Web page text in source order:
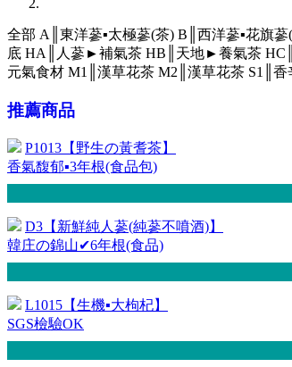
全部 A║東洋蔘▪太極蔘(茶) B║西洋蔘▪花旗蔘
底 HA║人蔘►補氣茶 HB║天地►養氣茶
元氣食材 M1║漢草花茶 M2║漢草花茶 S1║香
推薦商品
P1013【野生の黃耆茶】
香氣馥郁▪3年根(食品包)
D3【新鮮純人蔘(純蔘不噴酒)】
韓庄の錦山✔6年根(食品)
L1015【生機▪大枸杞】
SGS檢驗OK